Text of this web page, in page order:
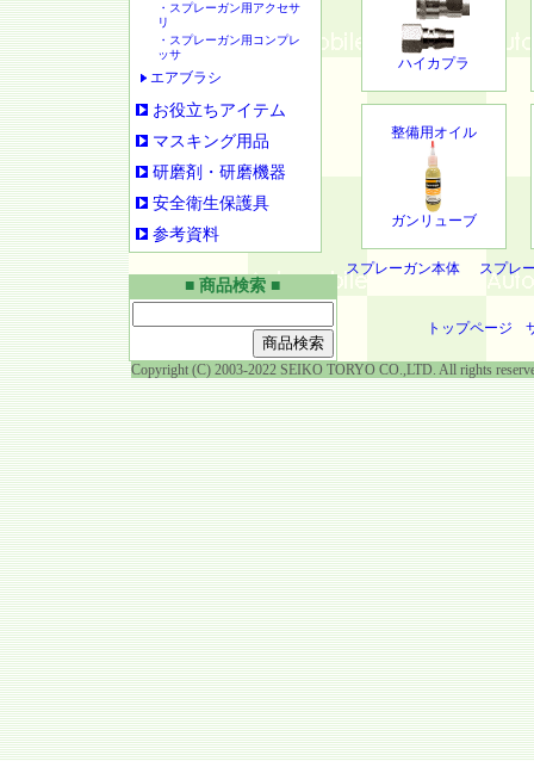
ハイカプラ
整備用オイル
ガンリューブ
スプレーガン本体 スプレ
トップページ
・スプレーガン用アクセサ
リ
・スプレーガン用コンプレ
ッサ
エアブラシ
お役立ちアイテム
マスキング用品
研磨剤・研磨機器
安全衛生保護具
参考資料
■ 商品検索 ■
Copyright (C) 2003-2022 SEIKO TORYO CO.,LTD. All rights